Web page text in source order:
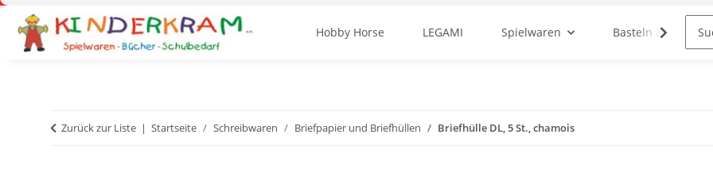
Hobby Horse LEGAMI Spielwaren Basteln & Malen
Zurück zur Liste Startseite Schreibwaren Briefpapier und Briefhüllen Briefhülle DL, 5 St., chamois